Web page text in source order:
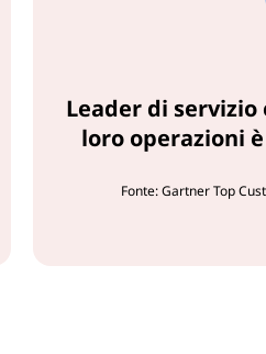
Leader di
loro operazioni
Fonte: Gartner Top